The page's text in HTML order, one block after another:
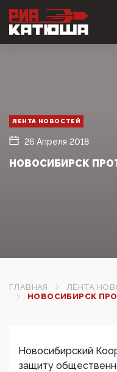
ЛЕНТА НОВОСТЕЙ
26 Апреля 2018
НОВОСИБИРСК
ГЛАВНАЯ
ЛЕНТА
НОВОСИБИРСК
Новосибирский
защиту